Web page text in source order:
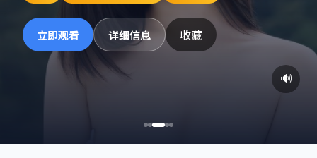
立即观看 详细信息 收藏
🔊